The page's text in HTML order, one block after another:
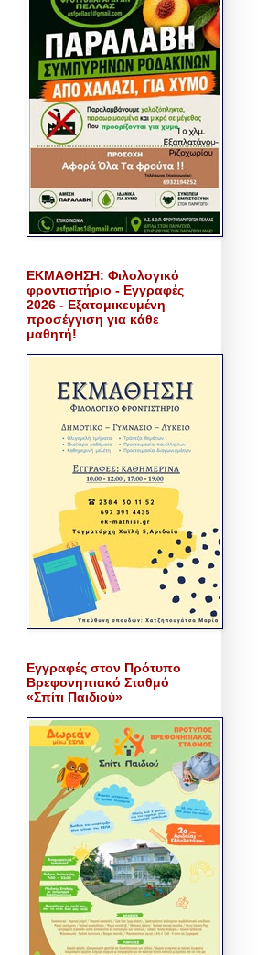
ΕΚΜΑΘΗΣΗ: Φιλολογικό
φροντιστήριο - Εγγραφές
2026 - Εξατομικευμένη
προσέγγιση για κάθε
μαθητή!
Εγγραφές στον Πρότυπο
Βρεφονηπιακό Σταθμό
«Σπίτι Παιδιού»